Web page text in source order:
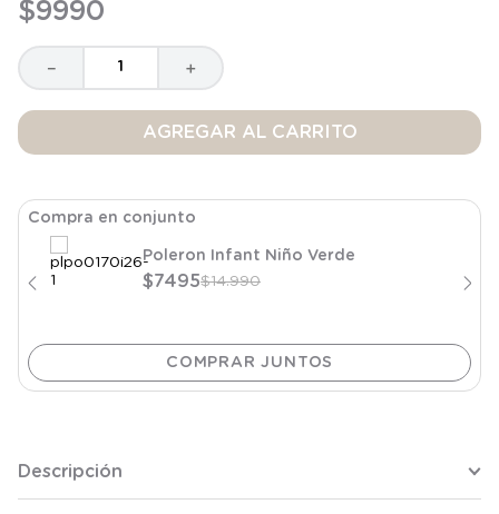
$9990
＋
－
AGREGAR AL CARRITO
Compra en conjunto
Poleron Infant Niño Verde
$7495$14.990
Descripción